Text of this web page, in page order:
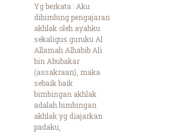
Yg berkata : Aku
dibimbing pengajaran
akhlak oleh ayahku
sekaligus guruku Al
Allamah Alhabib Ali
bin Abubakar
(assakraan), maka
sebaik baik
bimbingan akhlak
adalah bimbingan
akhlak yg diajarkan
padaku,